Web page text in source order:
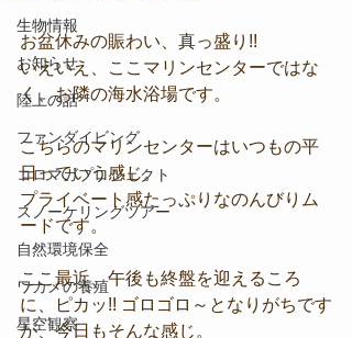
生物情報
お知らせ
陸上の話
ファンダイビング
コロマガプロジェクト
スノーケリングツアー
自然環境保全
ワカメの養殖
星空観察
お盆休みの賑わい、真っ盛り!!
いえいえ、ここマリンセンターではな
く、お隣の海水浴場です。
こちらのマリンセンターはいつもの平
日っていう感じ。
プライベート感たっぷりなのんびりム
ードです。
ここ最近、午後も終盤を迎えるころ
に、ピカッ!! ゴロゴロ～となりがちです
が、今日もそんな感じ。